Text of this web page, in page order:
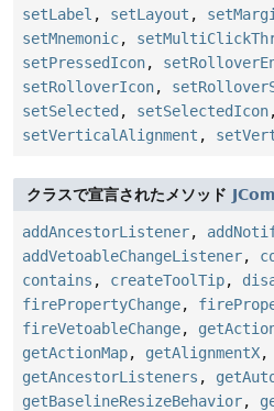
setLabel , setLayout ,
setMnemonic,
setPressedIcon,
setRolloverIcon,
setSelected , setSelectedIcon
setVerticalAlignment ,
クラスで宣言されたメソッド
addAncestorListener,
addVetoableChangeListener,
contains , createToolTip,
firePropertyChange,
fireVetoableChange,
getActionMap, getAlignmentX,
getAncestorListeners ,
getBaselineResizeBehavior,